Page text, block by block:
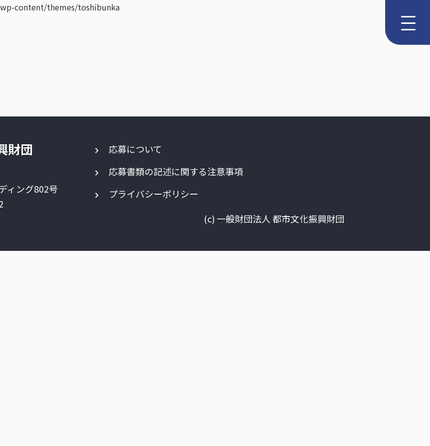
content/themes/toshibunka
財団
ィング802号
応募について
応募書類の記述に関する注意事項
プライバシーポリシー
(c) 一般財団法人 都市文化振興財団